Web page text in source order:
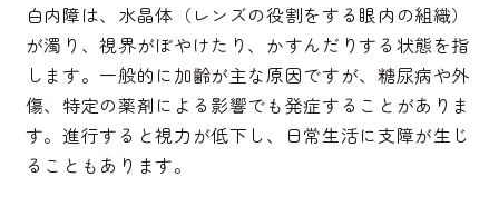
白内障は、水晶体（レンズの役割をする眼内の組織）
が濁り、視界がぼやけたり、かすんだりする状態を指
します。一般的に加齢が主な原因ですが、糖尿病や外
傷、特定の薬剤による影響でも発症することがありま
す。進行すると視力が低下し、日常生活に支障が生じ
ることもあります。